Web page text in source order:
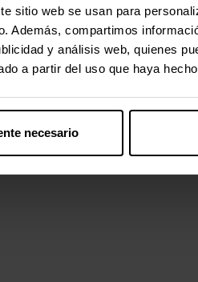
sitio web se usan para
Además, compartimos
y análisis web, quienes
a partir del uso que haya
necesario